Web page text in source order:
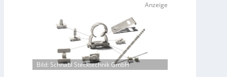
m
.
k
m
Anzeige
Bild: Schnabl Stecktechnik GmbH